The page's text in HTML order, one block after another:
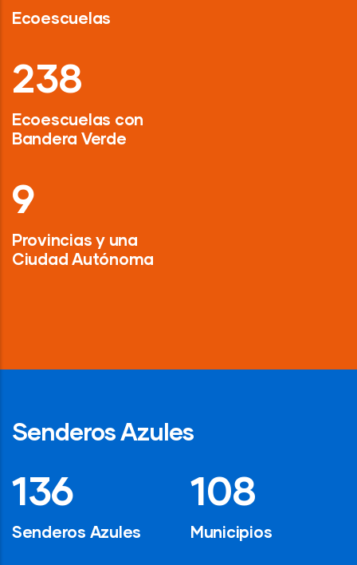
Ecoescuelas
326
Ecoescuelas con
Bandera Verde
13
Provincias y una
Ciudad Autónoma
Senderos Azules
194
Senderos Azules
154
Municipios